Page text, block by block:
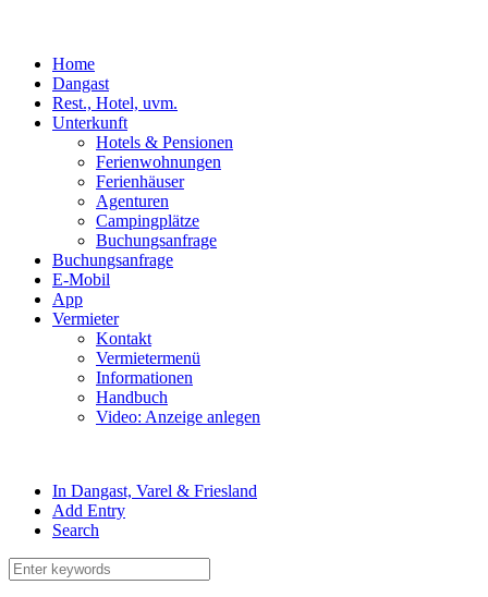
Home
Dangast
Rest., Hotel, uvm.
Unterkunft
Hotels & Pensionen
Ferienwohnungen
Ferienhäuser
Agenturen
Campingplätze
Buchungsanfrage
Buchungsanfrage
E-Mobil
App
Vermieter
Kontakt
Vermietermenü
Informationen
Handbuch
Video: Anzeige anlegen
In Dangast, Varel & Friesland
Add Entry
Search